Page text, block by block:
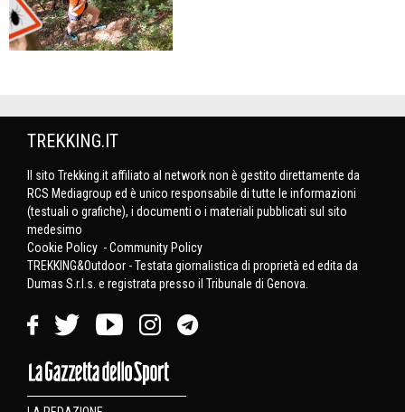
TREKKING.IT
Il sito Trekking.it affiliato al network non è gestito direttamente da
RCS Mediagroup ed è unico responsabile di tutte le informazioni
(testuali o grafiche), i documenti o i materiali pubblicati sul sito
medesimo
Cookie Policy -Community Policy
TREKKING&Outdoor - Testata giornalistica di proprietà ed edita da
Dumas S.r.l.s. e registrata presso il Tribunale di Genova.